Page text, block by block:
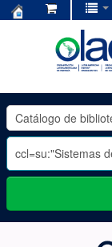
OLADE
-